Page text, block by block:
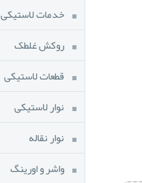
خدمات لاستیکی
روکش غلطک
قطعات لاستیکی
نوار لاستیکی
نوار نقاله
واشر و اورینگ